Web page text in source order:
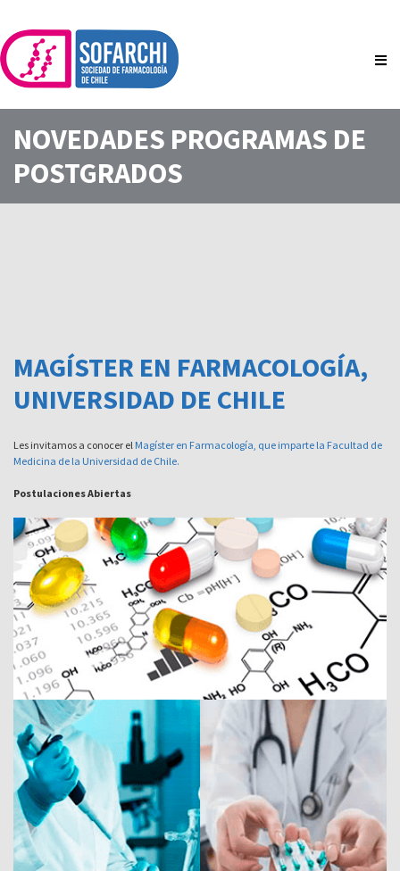
contenido
NOVEDADES PROGRAMAS DE
POSTGRADOS
MAGÍSTER EN FARMACOLOGÍA,
UNIVERSIDAD DE CHILE
Les invitamos a conocer el Magíster en Farmacología, que imparte la Facultad de
Medicina de la Universidad de Chile.
Postulaciones Abiertas